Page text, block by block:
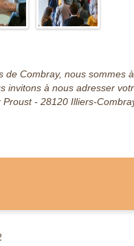
Combray, nous sommes
invitons à nous adresser
- 28120 Illiers-